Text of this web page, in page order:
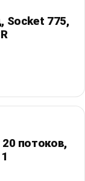
Socket 775,
потоков,